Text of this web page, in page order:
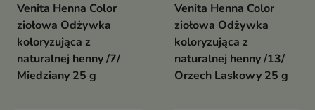
Venita Henna Color
ziołowa Odżywka
koloryzująca z
naturalnej henny /7/
Miedziany 25 g
Venita Henna Color
ziołowa Odżywka
koloryzująca z
naturalnej henny /13/
Orzech Laskowy 25 g